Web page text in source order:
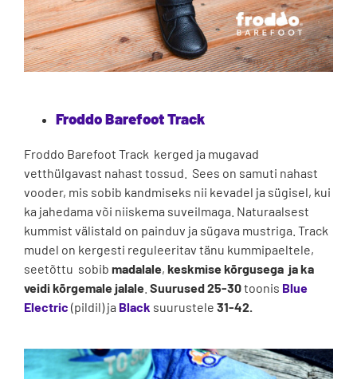
Froddo Barefoot Track
Froddo Barefoot Track kerged ja mugavad
vetthülgavast nahast tossud. Sees on samuti nahast
vooder, mis sobib kandmiseks nii kevadel ja sügisel, kui
ka jahedama või niiskema suveilmaga. Naturaalsest
kummist välistald on painduv ja sügava mustriga. Track
mudel on kergesti reguleeritav tänu kummipaeltele,
seetõttu sobib madalale, keskmise kõrgusega ja ka
veidi kõrgemale jalale. Suurused 25-30toonis Blue
Electric (pildil) ja Black suurustele 31-42.